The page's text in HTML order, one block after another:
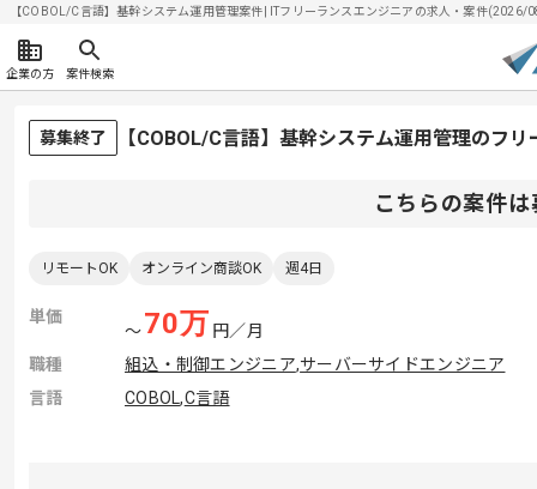
【COBOL/C言語】基幹システム運用管理案件| ITフリーランスエンジニアの求人・案件(2026/
企業の方 案件検索
募集終了 【COBOL/C言語】基幹システム運用管理のフ
こちらの案件
リモートOK オンライン商談OK 週4日
単価
〜70万 円／月
職種
組込・制御エンジニア,サーバーサイドエンジニア
言語
COBOL,C言語